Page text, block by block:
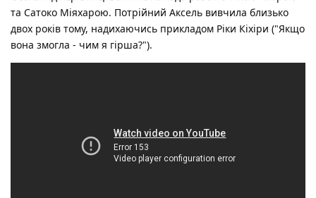
та Сатоко Міяхарою. Потрійний Аксель вивчила близько
двох років тому, надихаючись прикладом Ріки Кіхіри ("Якщо
вона змогла - чим я гірша?").